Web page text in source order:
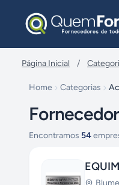
Página Inicial /
Home Categorias
Encontramos 54